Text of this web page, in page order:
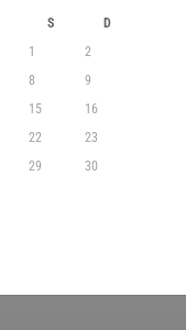
S
D
1
2
8
9
15
16
22
23
29
30